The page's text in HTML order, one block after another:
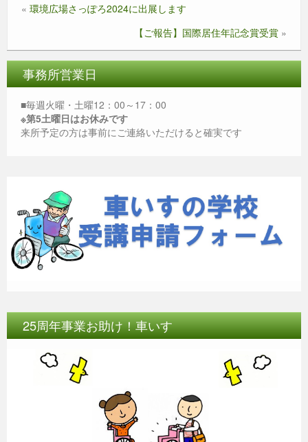
o
k
g
er
p
p
« 環境広場さっぽろ2024に出展します
【ご報告】国際居住年記念賞受賞 »
事務所営業日
■毎週火曜・土曜12：00～17：00
※第5土曜日はお休みです
来所予定の方は事前にご連絡いただけると確実です
25周年事業お助け！車いす